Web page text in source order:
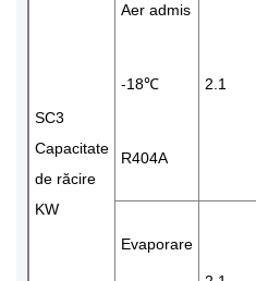
SC3
Capacitate
de răcire
KW
Aer admis
-18℃
R404A
2.1
Evaporare